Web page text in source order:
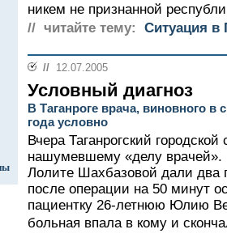
никем не признанной
// читайте тему:
Ситуация в
// 12.07.2005
Условный диагноз
В Таганроге врача, виновного в
года условно
Вчера Таганрогский
нашумевшему «делу врачей».
Лолите Шахбазовой дали два
после операции на 50 минут
пациентку 26-летнюю Юлию
больная впала в кому и